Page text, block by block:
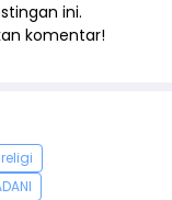
ini.
komentar!